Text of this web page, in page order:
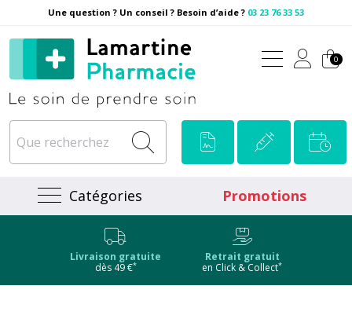
Une question ? Un conseil ? Besoin d’aide ? 03 23 76 33 53
Pharmacie Lamartine
0
Catégories Promotions
Livraison gratuite
dès 49 €*
Retrait gratuit
en Click & Collect*